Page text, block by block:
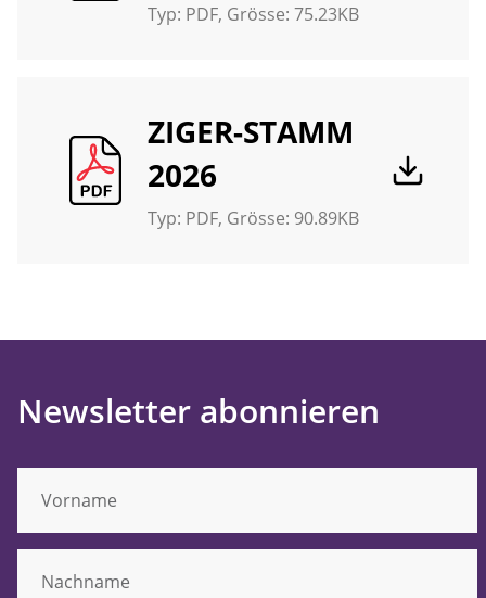
Typ: PDF, Grösse: 75.23KB
ZIGER-STAMM
2026
Typ: PDF, Grösse: 90.89KB
Newsletter abonnieren